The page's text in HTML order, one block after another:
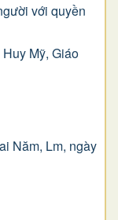
với quyền
Mỹ, Giáo
Năm, Lm, ngày